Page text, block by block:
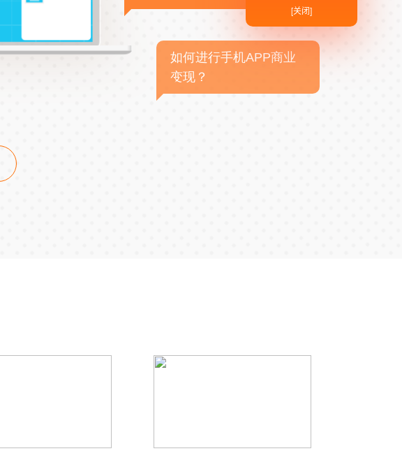
如何进行手机APP商业
变现？
[关闭]